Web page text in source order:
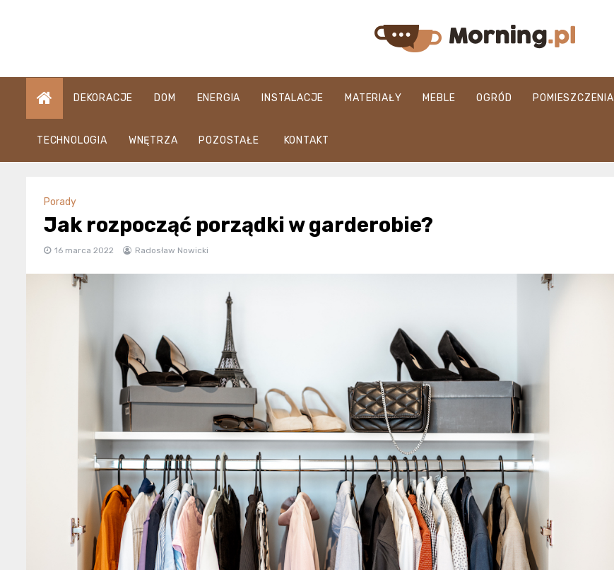
morning.pl
DEKORACJE DOM ENERGIA INSTALACJE MATERIAŁY MEBLE OGRÓD POMIESZCZENIA
TECHNOLOGIA WNĘTRZA POZOSTAŁE KONTAKT
Porady
Jak rozpocząć porządki w garderobie?
16 marca 2022 Radosław Nowicki